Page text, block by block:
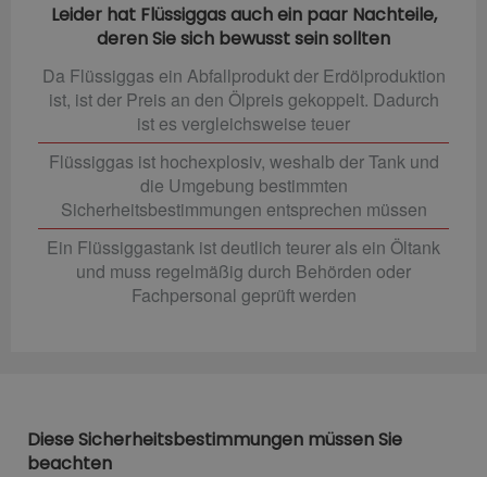
Leider hat Flüssiggas auch ein paar Nachteile,
deren Sie sich bewusst sein sollten
Da Flüssiggas ein Abfallprodukt der Erdölproduktion
ist, ist der Preis an den Ölpreis gekoppelt. Dadurch
ist es vergleichsweise teuer
Flüssiggas ist hochexplosiv, weshalb der Tank und
die Umgebung bestimmten
Sicherheitsbestimmungen entsprechen müssen
Ein Flüssiggastank ist deutlich teurer als ein Öltank
und muss regelmäßig durch Behörden oder
Fachpersonal geprüft werden
Diese Sicherheitsbestimmungen müssen Sie
beachten